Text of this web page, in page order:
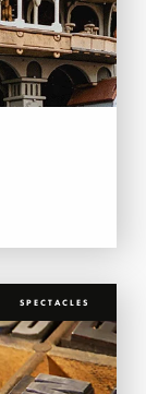
SPECTACLES